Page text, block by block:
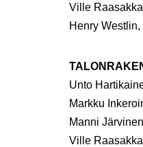
Ville
Henry
Unto
Markku
Manni
Ville